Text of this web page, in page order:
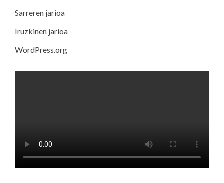
Sarreren jarioa
Iruzkinen jarioa
WordPress.org